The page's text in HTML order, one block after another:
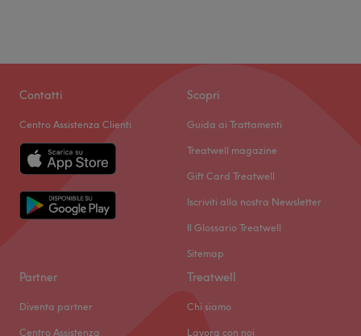
Contatti
Centro Assistenza Clienti
Scopri
Guida ai Trattamenti
Treatwell magazine
Gift Card Treatwell
Iscriviti alla nostra Newsletter
Il Glossario Treatwell
Sitemap
Partner
Diventa partner
Centro Assistenza
Treatwell
Chi siamo
Lavora con noi